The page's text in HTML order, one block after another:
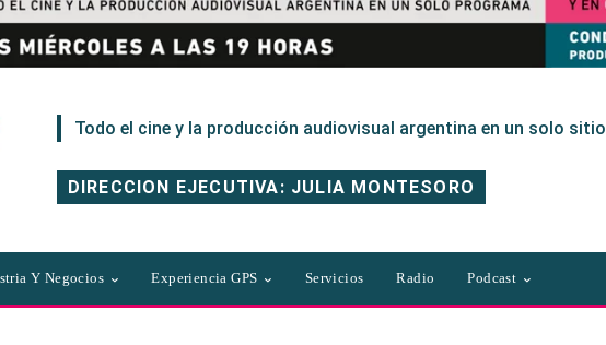
Todo el cine y la producción audiovisual argentina en un solo sitio
DIRECCION EJECUTIVA: JULIA MONTESORO
Y Negocios Experiencia GPS Servicios Radio Podcast